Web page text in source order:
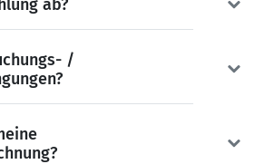
ab?
/